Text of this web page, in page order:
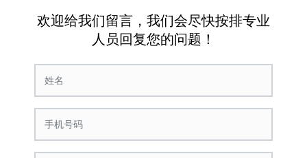
欢迎给我们留言，我们会尽快按排专业
人员回复您的问题！